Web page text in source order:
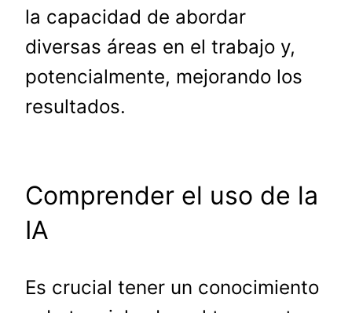
la capacidad de abordar
diversas áreas en el trabajo y,
potencialmente, mejorando los
resultados.
Comprender el uso de la
IA
Es crucial tener un conocimiento